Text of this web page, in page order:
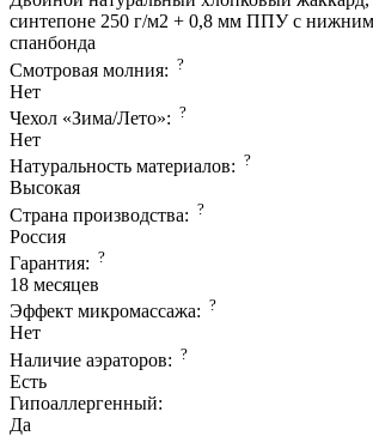
синтепоне 250 г/м2 + 0,8 мм ППУ с
спанбонда
Смотровая молния: ?
Нет
Чехол «Зима/Лето»: ?
Нет
Натуральность материалов: ?
Высокая
Страна производcтва: ?
Россия
Гарантия: ?
18 месяцев
Эффект микромассажа: ?
Нет
Наличие аэраторов: ?
Есть
Гипоаллергенный:
Да